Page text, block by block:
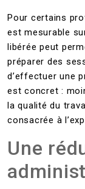
Pour certains
est mesurable
libérée peut
préparer des
d’effectuer une
est concret :
la qualité du
consacrée à
Une